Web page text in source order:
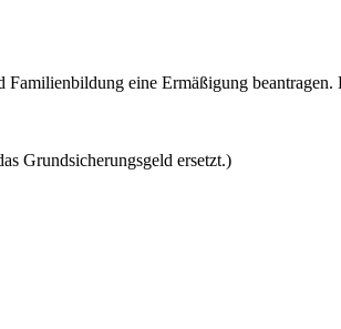
eine Ermäßigung
Grundsicherungsgeld ersetzt.)